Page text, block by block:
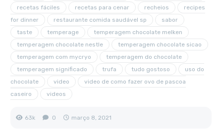
recetas fáciles
recetas para cenar recheios
recipes
for dinner
restaurante comida saudável sp
sabor
taste
temperage
temperagem chocolate melken
temperagem chocolate nestle
temperagem chocolate sicao
temperagem com mycryo
temperagem do chocolate
temperagem significado
trufa tudo gostoso
uso do
chocolate
video
video de como fazer ovo de pascoa
caseiro
videos
63k 0 março 8, 2021